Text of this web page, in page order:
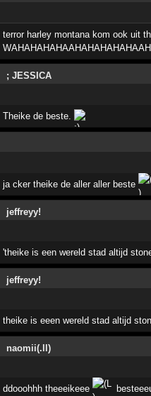
terror harley montana kom ook uit
; JESSICA
Theike de beste.
ja cker theike de aller aller beste
jeffreyy!
'theike is een wereld stad altijd
jeffreyy!
theike is eeen wereld stad altijd
naomii(.ll)
ddooohhh theeeikeee